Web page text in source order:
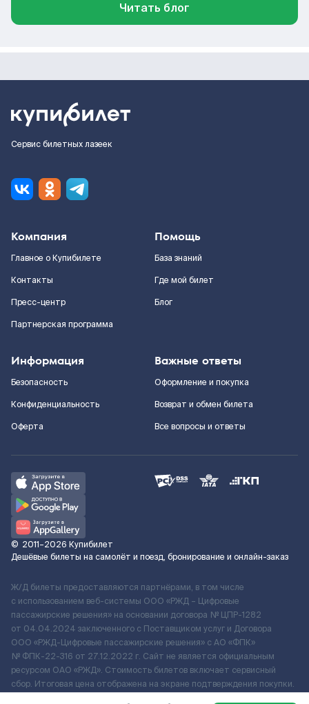
Читать блог
Сервис билетных лазеек
Компания
Главное о Купибилете
Контакты
Пресс-центр
Партнерская программа
Помощь
База знаний
Где мой билет
Блог
Информация
Безопасность
Конфиденциальность
Оферта
Важные ответы
Оформление и покупка
Возврат и обмен билета
Все вопросы и ответы
© 2011–2026 Купибилет
Дешёвые билеты на самолёт и поезд, бронирование и онлайн-заказ
Ж/Д билеты предоставляются партнёрами, в том числе
с использованием веб-системы ООО «РЖД – Цифровые
пассажирские решения» на основании договора № ЦПР-1282
от 04.04.2024 заключенного с Поставщиком услуг и Договора
ООО «РЖД-Цифровые пассажирские решения» c АО «ФПК»
№ ФПК-22-316 от 27.12.2022 г. Сайт не является официальным
ресурсом ОАО «РЖД». Стоимость билетов включает сервисный
сбор. Итоговая цена отображена на экране подтверждения покупки.